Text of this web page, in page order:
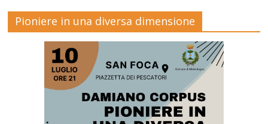
Pioniere in una diversa dimensione